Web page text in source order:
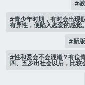
青少年时期，有时会出现
有异性，便陷入恋爱的感觉
新
性和爱会不会混淆？有位
四、五岁出社会以后，比较